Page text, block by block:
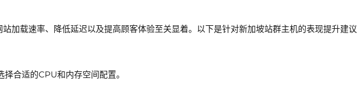
加载速率、降低延迟以及提高顾客体验至关显着。以下是针对新加坡站群主机的表现提升建议
合适的CPU和内存空间配置。